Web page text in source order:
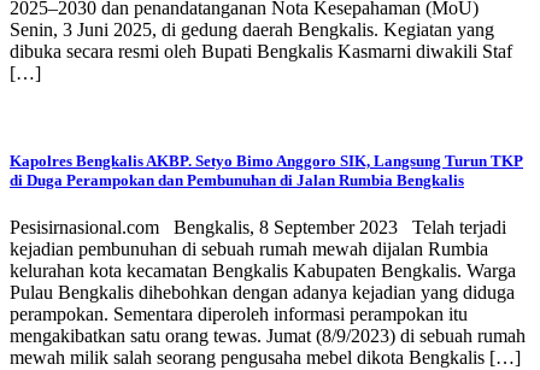
2025–2030 dan penandatanganan Nota Kesepahaman (MoU)
Senin, 3 Juni 2025, di gedung daerah Bengkalis. Kegiatan yang
dibuka secara resmi oleh Bupati Bengkalis Kasmarni diwakili Staf
[…]
Kapolres Bengkalis AKBP. Setyo Bimo Anggoro SIK, Langsung Turun TKP
di Duga Perampokan dan Pembunuhan di Jalan Rumbia Bengkalis
Pesisirnasional.com Bengkalis, 8 September 2023 Telah terjadi
kejadian pembunuhan di sebuah rumah mewah dijalan Rumbia
kelurahan kota kecamatan Bengkalis Kabupaten Bengkalis. Warga
Pulau Bengkalis dihebohkan dengan adanya kejadian yang diduga
perampokan. Sementara diperoleh informasi perampokan itu
mengakibatkan satu orang tewas. Jumat (8/9/2023) di sebuah rumah
mewah milik salah seorang pengusaha mebel dikota Bengkalis […]